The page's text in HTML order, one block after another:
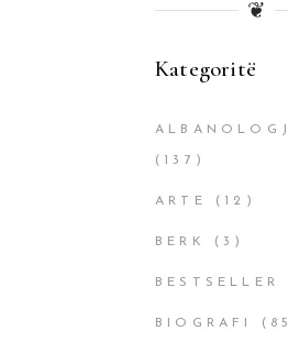
❦
Kategoritë
(137)
ARTE (12)
BERK (3)
BESTSELLER
BIOGRAFI